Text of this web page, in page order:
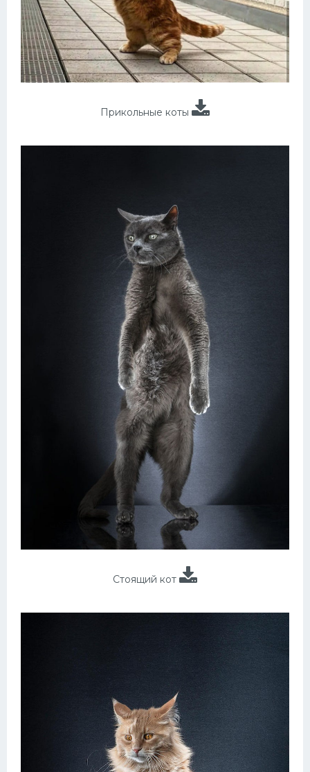
Прикольные коты
Стоящий кот